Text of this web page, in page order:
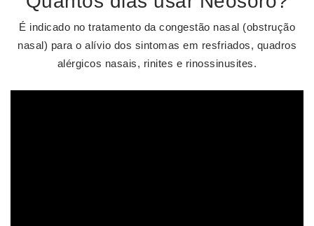
É indicado no tratamento da congestão nasal (obstrução
nasal) para o alívio dos sintomas em resfriados, quadros
alérgicos nasais, rinites e rinossinusites.